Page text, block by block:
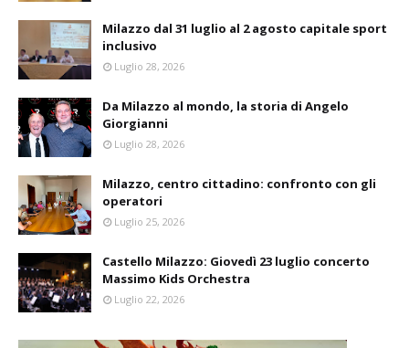
Milazzo dal 31 luglio al 2 agosto capitale sport
inclusivo
Luglio 28, 2026
Da Milazzo al mondo, la storia di Angelo
Giorgianni
Luglio 28, 2026
Milazzo, centro cittadino: confronto con gli
operatori
Luglio 25, 2026
Castello Milazzo: Giovedì 23 luglio concerto
Massimo Kids Orchestra
Luglio 22, 2026